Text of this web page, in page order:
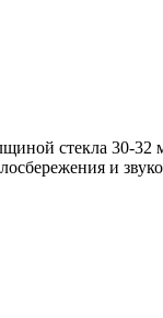
стекла 30-
и